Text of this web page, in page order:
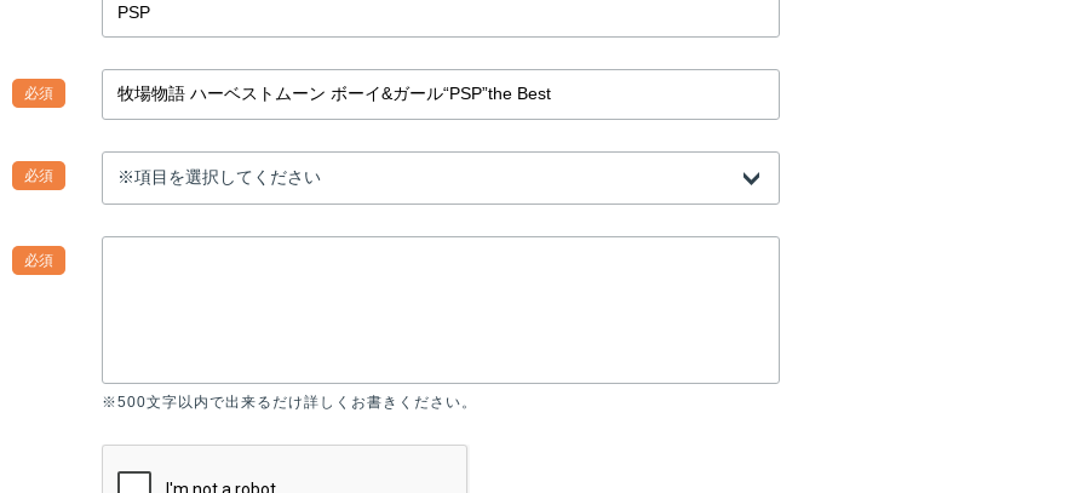
必須
必須
必須
※500文字以内で出来るだけ詳しくお書きください。